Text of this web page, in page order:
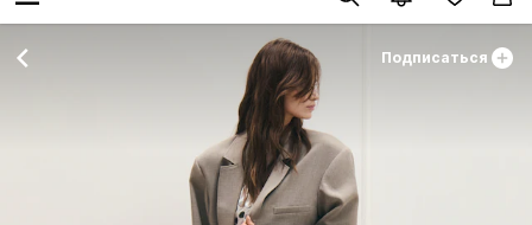
Подписаться